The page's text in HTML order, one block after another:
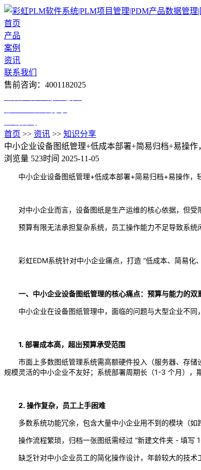
首页
产品
案例
资讯
联系我们
售前咨询：4001182025
首页 >> 资讯 >> 知识分享
中小企业设备图纸管理+低成本部署+简易归档+易操作
浏览量 523时间 2025-11-05
中小企业设备图纸管理+低成本部署+简易归档+易操作，
对中小企业而言，设备图纸是生产运维的核心依据，但受
预算有限无法承担复杂系统，员工操作能力不足导致系统
彩虹EDM系统针对中小企业痛点，打造 “低成本、简易化
一、中小企业设备图纸管理的核心痛点：预算与能力的双
中小企业在设备图纸管理中，面临的问题与大型企业不同
1. 部署成本高，超出预算承受范围
市面上多数图纸管理系统需高额硬件投入（服务器、存
规模灵活的中小企业不友好；系统部署周期长（1-3 个月）
2. 操作复杂，员工上手困难
多数系统功能冗余，包含大量中小企业用不到的模块（如
操作流程繁琐，归档一张图纸需经过 “新建文件夹 - 填写
缺乏针对中小企业员工的简化操作设计，年龄较大的技